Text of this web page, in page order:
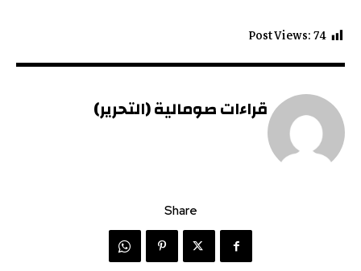
Post Views:74
قراءات صومالية (التحرير)
Share